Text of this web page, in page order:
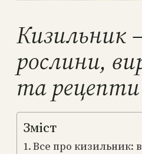
Кизильник
рослини,
та рецепти
Зміст
Все про кизильник: